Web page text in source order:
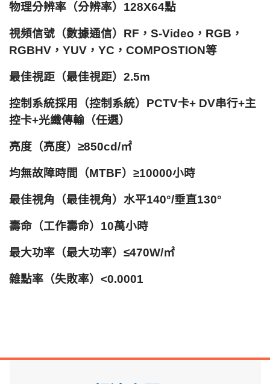
物理分辨率（分辨率）128X64點
視頻信號（數據通信）RF，S-Video，RGB，
RGBHV，YUV，YC，COMPOSTION等
最佳視距（最佳視距）2.5m
控制系統採用（控制系統）PCTV卡+ DV串行+主
控卡+光纖傳輸（任選）
亮度（亮度）≥850cd/㎡
均無故障時間（MTBF）≥10000小時
最佳視角（最佳視角）水平140°/垂直130°
壽命（工作壽命）10萬小時
最大功率（最大功率）≤470W/㎡
雜點率（失敗率）<0.0001